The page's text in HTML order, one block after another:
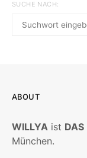
SUCHE NACH:
ABOUT
WILLYA ist DAS
München.